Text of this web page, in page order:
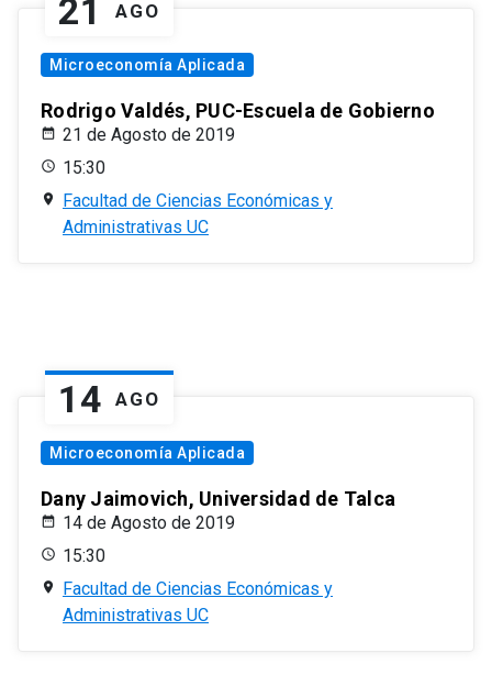
21 AGO
Microeconomía Aplicada
Rodrigo Valdés, PUC-Escuela de Gobierno
21 de Agosto de 2019
15:30
Facultad de Ciencias Económicas y
Administrativas UC
14 AGO
Microeconomía Aplicada
Dany Jaimovich, Universidad de Talca
14 de Agosto de 2019
15:30
Facultad de Ciencias Económicas y
Administrativas UC